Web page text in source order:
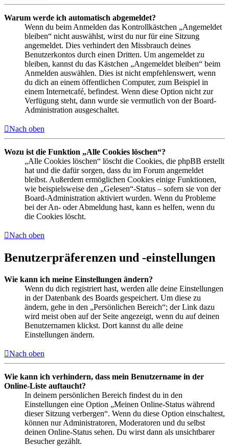
Warum werde ich automatisch abgemeldet?
Wenn du beim Anmelden das Kontrollkästchen „Angemeldet
bleiben“ nicht auswählst, wirst du nur für eine Sitzung
angemeldet. Dies verhindert den Missbrauch deines
Benutzerkontos durch einen Dritten. Um angemeldet zu
bleiben, kannst du das Kästchen „Angemeldet bleiben“ beim
Anmelden auswählen. Dies ist nicht empfehlenswert, wenn
du dich an einem öffentlichen Computer, zum Beispiel in
einem Internetcafé, befindest. Wenn diese Option nicht zur
Verfügung steht, dann wurde sie vermutlich von der Board-
Administration ausgeschaltet.
Nach oben
Wozu ist die Funktion „Alle Cookies löschen“?
„Alle Cookies löschen“ löscht die Cookies, die phpBB erstellt
hat und die dafür sorgen, dass du im Forum angemeldet
bleibst. Außerdem ermöglichen Cookies einige Funktionen,
wie beispielsweise den „Gelesen“-Status – sofern sie von der
Board-Administration aktiviert wurden. Wenn du Probleme
bei der An- oder Abmeldung hast, kann es helfen, wenn du
die Cookies löscht.
Nach oben
Benutzerpräferenzen und -einstellungen
Wie kann ich meine Einstellungen ändern?
Wenn du dich registriert hast, werden alle deine Einstellungen
in der Datenbank des Boards gespeichert. Um diese zu
ändern, gehe in den „Persönlichen Bereich“; der Link dazu
wird meist oben auf der Seite angezeigt, wenn du auf deinen
Benutzernamen klickst. Dort kannst du alle deine
Einstellungen ändern.
Nach oben
Wie kann ich verhindern, dass mein Benutzername in der
Online-Liste auftaucht?
In deinem persönlichen Bereich findest du in den
Einstellungen eine Option „Meinen Online-Status während
dieser Sitzung verbergen“. Wenn du diese Option einschaltest,
können nur Administratoren, Moderatoren und du selbst
deinen Online-Status sehen. Du wirst dann als unsichtbarer
Besucher gezählt.